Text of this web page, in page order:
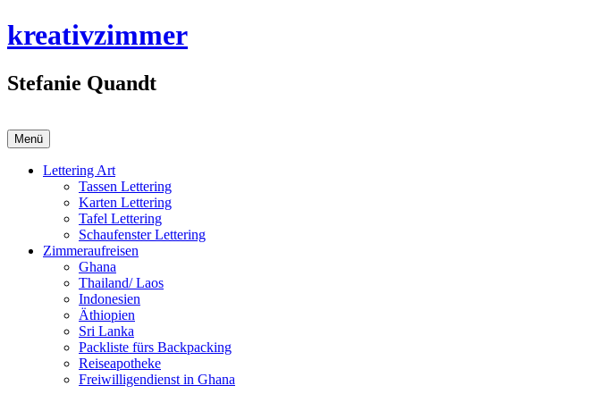
Zum
Inhalt
kreativzimmer
Stefanie Quandt
Menü
Lettering Art
Tassen Lettering
Karten Lettering
Tafel Lettering
Schaufenster Lettering
Zimmeraufreisen
Ghana
Thailand/ Laos
Indonesien
Äthiopien
Sri Lanka
Packliste fürs Backpacking
Reiseapotheke
Freiwilligendienst in Ghana